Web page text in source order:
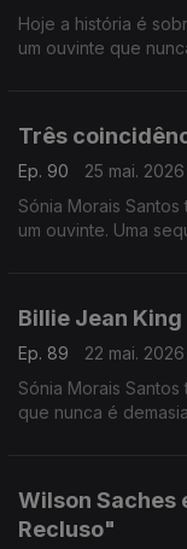
Hoje a história é
um ouvinte que
Três
Ep. 90
25 mai. 2026
Sónia Morais
um ouvinte. Uma
Billie Jean
Ep. 89
22 mai. 2026
Sónia Morais
que nunca é
Wilson Saches
Recluso"